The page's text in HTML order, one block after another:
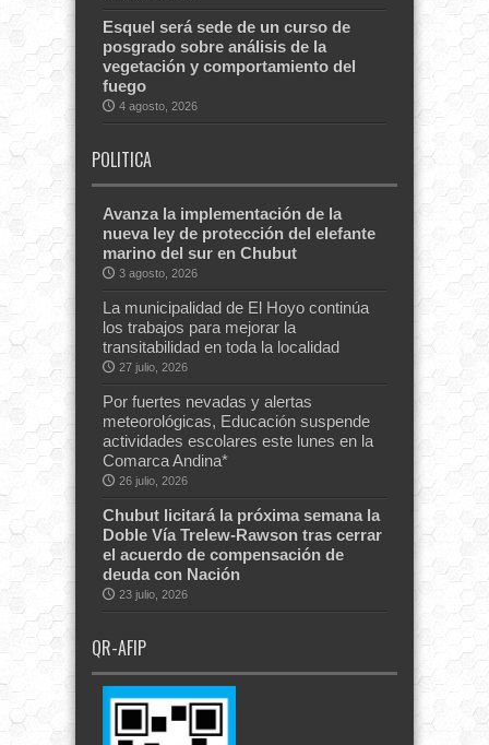
Esquel será sede de un curso de
posgrado sobre análisis de la
vegetación y comportamiento del
fuego
4 agosto, 2026
POLITICA
Avanza la implementación de la
nueva ley de protección del elefante
marino del sur en Chubut
3 agosto, 2026
La municipalidad de El Hoyo continúa
los trabajos para mejorar la
transitabilidad en toda la localidad
27 julio, 2026
Por fuertes nevadas y alertas
meteorológicas, Educación suspende
actividades escolares este lunes en la
Comarca Andina*
26 julio, 2026
Chubut licitará la próxima semana la
Doble Vía Trelew-Rawson tras cerrar
el acuerdo de compensación de
deuda con Nación
23 julio, 2026
QR-AFIP